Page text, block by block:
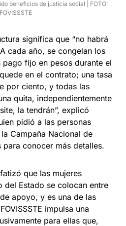
beneficios de justicia social | FOTO:
FOVISSSTE
significa que “no habrá
cada año, se congelan los
fijo en pesos durante el
en el contrato; una tasa
por ciento, y todas las
quita, independientemente
la tendrán”, explicó
pidió a las personas
Campaña Nacional de
conocer más detalles.
que las mujeres
del Estado se colocan entre
apoyo, y es una de las
impulsa una
para ellas que,